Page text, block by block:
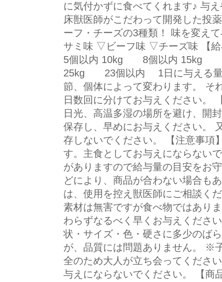
に気付かずに食べてくれます♪ 与
床獣医師がこだわって開発した投
ーフ・チーズの3種類！ 味を変え
サミ味 ▽ビーフ味 ▽チーズ味
5個以内 10kg 8個以内 15kg
25kg 23個以内 1日に与える量
節、個体によって変わります。 そ
日数回に分けてお与えください。
日光、高温多湿の場所を避け、開
保存し、早めにお与えください。
存しないでください。 【注意事
す。主食としてお与えにならない
がありますので給与量の目安をお
どにより、商品が合わない場合
は、使用を控え獣医師にご相談く
素材は無害ですが食べ物ではあ
わらずなるべく早くお与えくださ
状・サイズ・色・硬さに多少の
が、品質には問題ありません。 ※
全のため大人が立ち会ってくださ
与えにならないでください。 【商